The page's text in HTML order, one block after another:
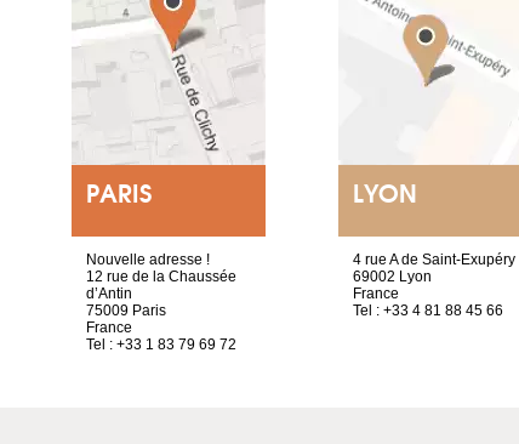
PARIS
Nouvelle adresse !
12 rue de la Chaussée
d’Antin
75009 Paris
France
Tel : +33 1 83 79 69 72
LYON
4 rue A de Saint-Exupéry
69002 Lyon
France
Tel : +33 4 81 88 45 66